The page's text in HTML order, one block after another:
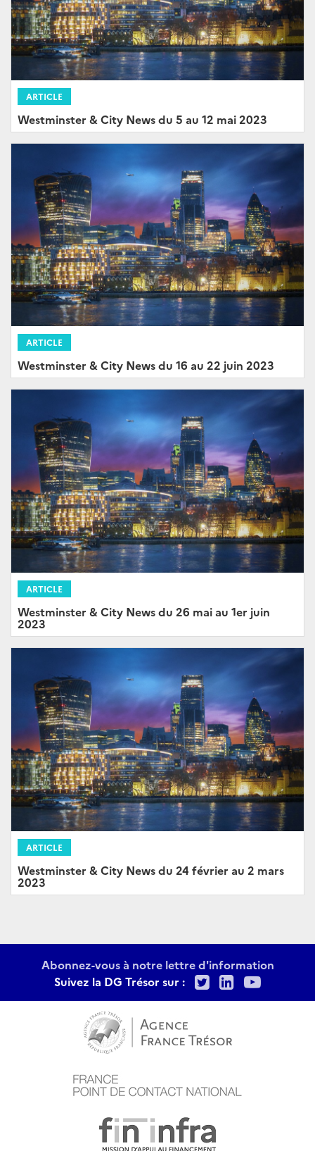
ARTICLE
Westminster & City News du 5 au 12 mai 2023
ARTICLE
Westminster & City News du 16 au 22 juin 2023
ARTICLE
Westminster & City News du 26 mai au 1er juin
2023
ARTICLE
Westminster & City News du 24 février au 2 mars
2023
Abonnez-vous à notre lettre d'information
Suivez la DG Trésor sur :
TwitterLinkedIn